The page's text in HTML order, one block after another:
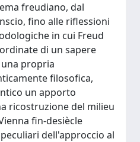
freudiano, dal
fino alle riflessioni
in cui Freud
di un sapere
propria
filosofica,
un apporto
ricostruzione del milieu
fin-de­siècle
dell'approccio al